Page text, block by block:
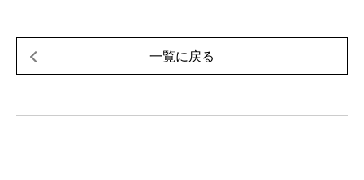
一覧に戻る